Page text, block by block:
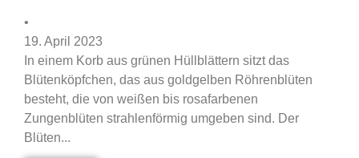
•
19. April 2023
In einem Korb aus grünen Hüllblättern sitzt das
Blütenköpfchen, das aus goldgelben Röhrenblüten
besteht, die von weißen bis rosafarbenen
Zungenblüten strahlenförmig umgeben sind. Der
Blüten...